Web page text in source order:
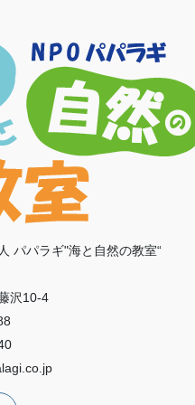
パパラギ"海と自然の教室“
沢10-4